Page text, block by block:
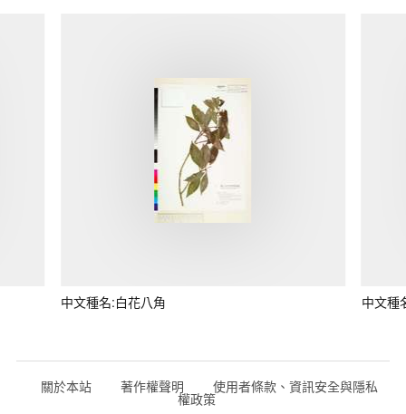
中文種名:白花八角 中文種
關於本站 著作權聲明 使用者條款、資訊安全與隱私
權政策